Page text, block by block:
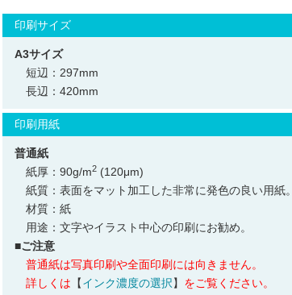
印刷サイズ
A3サイズ
短辺：297mm
長辺：420mm
印刷用紙
普通紙
紙厚：90g/m2 (120μm)
紙質：表面をマット加工した非常に発色の良い用紙。
材質：紙
用途：文字やイラスト中心の印刷にお勧め。
■ご注意
普通紙は写真印刷や全面印刷には向きません。
詳しくは 【インク濃度の選択】 をご覧ください。